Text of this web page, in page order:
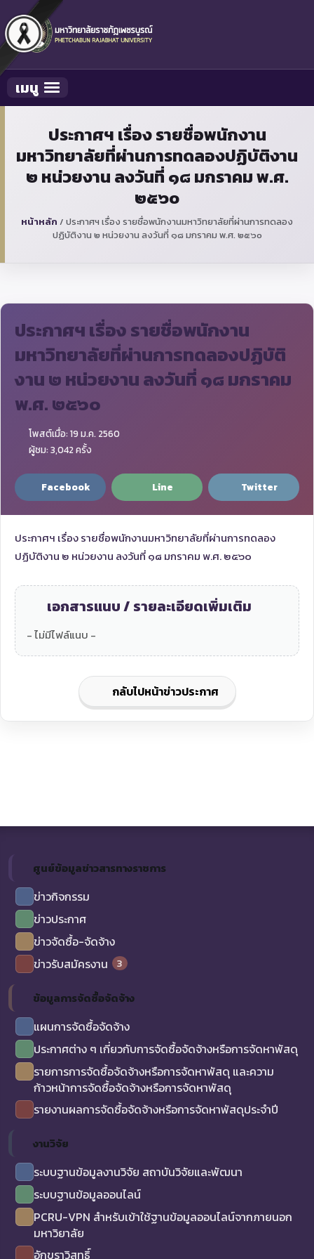
Toggle navigation
เมนู
ประกาศฯ เรื่อง รายชื่อพนักงาน
มหาวิทยาลัยที่ผ่านการทดลองปฏิบัติงาน
๒ หน่วยงาน ลงวันที่ ๑๘ มกราคม พ.ศ.
๒๕๖๐
หน้าหลัก / ประกาศฯ เรื่อง รายชื่อพนักงานมหาวิทยาลัยที่ผ่านการทดลอง
ปฏิบัติงาน ๒ หน่วยงาน ลงวันที่ ๑๘ มกราคม พ.ศ. ๒๕๖๐
ประกาศฯ เรื่อง รายชื่อพนักงาน
มหาวิทยาลัยที่ผ่านการทดลองปฏิบัติ
งาน ๒ หน่วยงาน ลงวันที่ ๑๘ มกราคม
พ.ศ. ๒๕๖๐
โพสต์เมื่อ: 19 ม.ค. 2560
ผู้ชม: 3,042 ครั้ง
Facebook Line Twitter
ประกาศฯ เรื่อง รายชื่อพนักงานมหาวิทยาลัยที่ผ่านการทดลอง
ปฏิบัติงาน ๒ หน่วยงาน ลงวันที่ ๑๘ มกราคม พ.ศ. ๒๕๖๐
เอกสารแนบ / รายละเอียดเพิ่มเติม
- ไม่มีไฟล์แนบ -
กลับไปหน้าข่าวประกาศ
ศูนย์ข้อมูลข่าวสารทางราชการ
ข่าวกิจกรรม
ข่าวประกาศ
ข่าวจัดซื้อ-จัดจ้าง
ข่าวรับสมัครงาน
3
ข้อมูลการจัดซื้อจัดจ้าง
แผนการจัดซื้อจัดจ้าง
ประกาศต่าง ๆ เกี่ยวกับการจัดซื้อจัดจ้างหรือการจัดหาพัสดุ
รายการการจัดซื้อจัดจ้างหรือการจัดหาพัสดุ และความ
ก้าวหน้าการจัดซื้อจัดจ้างหรือการจัดหาพัสดุ
รายงานผลการจัดซื้อจัดจ้างหรือการจัดหาพัสดุประจำปี
งานวิจัย
ระบบฐานข้อมูลงานวิจัย สถาบันวิจัยและพัฒนา
ระบบฐานข้อมูลออนไลน์
PCRU-VPN สำหรับเข้าใช้ฐานข้อมูลออนไลน์จากภายนอก
มหาวิยาลัย
อักขราวิสุทธิ์